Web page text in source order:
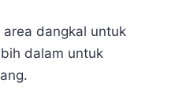
area dangkal untuk
dalam untuk